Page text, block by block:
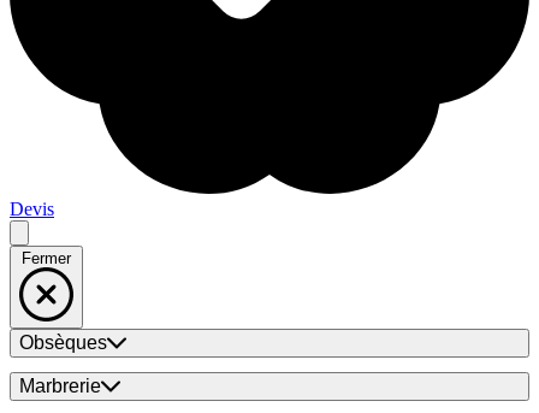
Devis
Fermer
Obsèques
Marbrerie